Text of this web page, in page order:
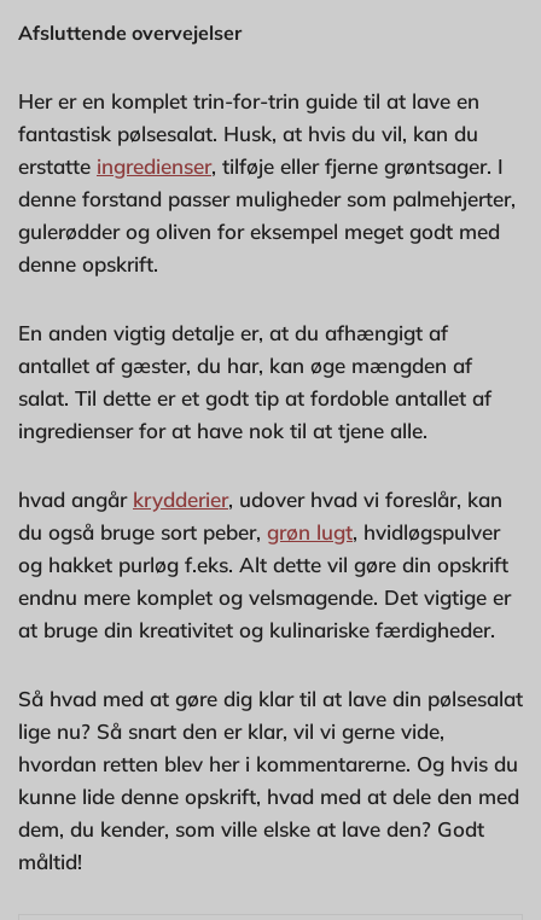
Afsluttende overvejelser
Her er en komplet trin-for-trin guide til at lave en
fantastisk pølsesalat. Husk, at hvis du vil, kan du
erstatte ingredienser, tilføje eller fjerne grøntsager. I
denne forstand passer muligheder som palmehjerter,
gulerødder og oliven for eksempel meget godt med
denne opskrift.
En anden vigtig detalje er, at du afhængigt af
antallet af gæster, du har, kan øge mængden af
salat. Til dette er et godt tip at fordoble antallet af
ingredienser for at have nok til at tjene alle.
hvad angår krydderier, udover hvad vi foreslår, kan
du også bruge sort peber, grøn lugt, hvidløgspulver
og hakket purløg f.eks. Alt dette vil gøre din opskrift
endnu mere komplet og velsmagende. Det vigtige er
at bruge din kreativitet og kulinariske færdigheder.
Så hvad med at gøre dig klar til at lave din pølsesalat
lige nu? Så snart den er klar, vil vi gerne vide,
hvordan retten blev her i kommentarerne. Og hvis du
kunne lide denne opskrift, hvad med at dele den med
dem, du kender, som ville elske at lave den? Godt
måltid!